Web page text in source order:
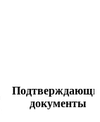
документы